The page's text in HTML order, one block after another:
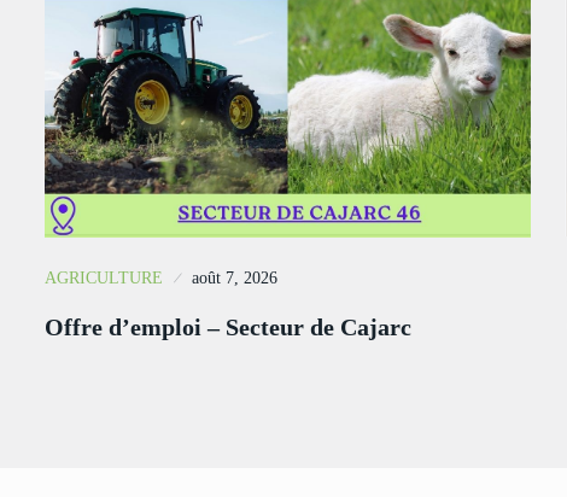
AGRICULTURE août 7, 2026
Offre d’emploi – Secteur de Cajarc